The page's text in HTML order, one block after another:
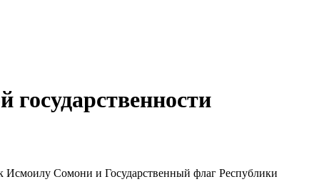
Исмоилу Сомони и Государственный флаг Республики